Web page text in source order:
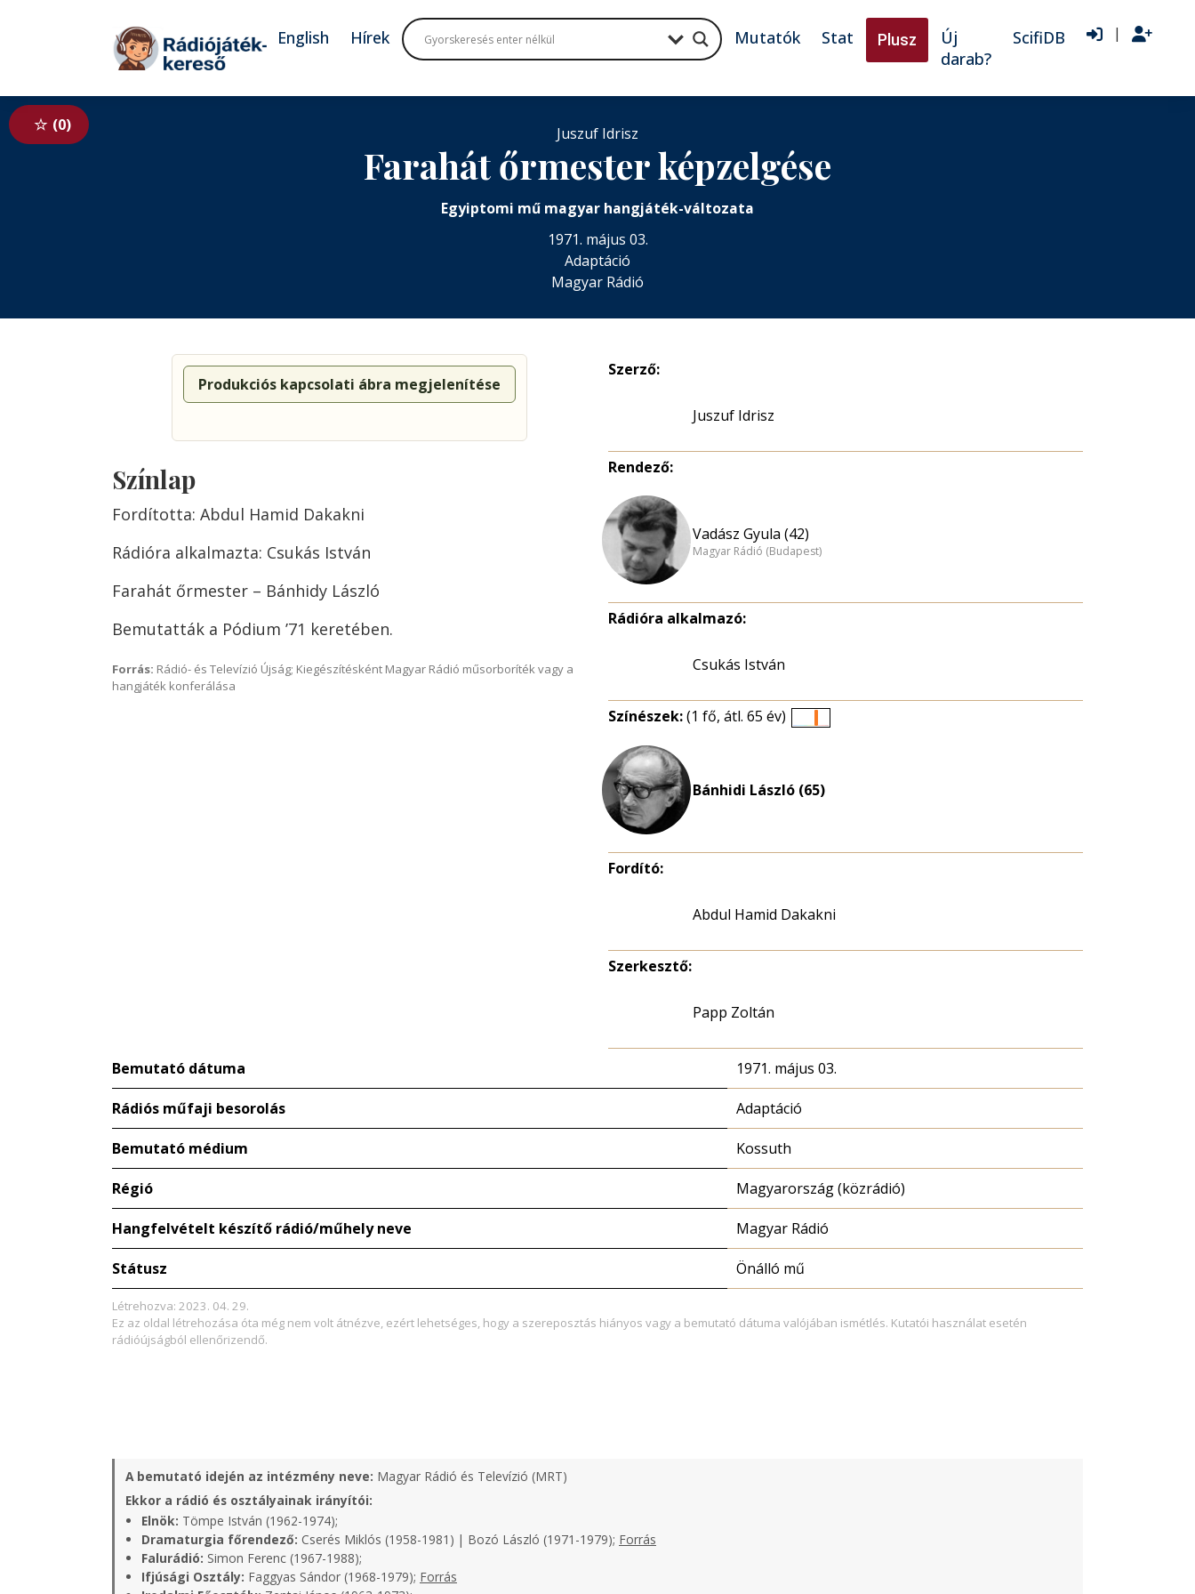
Tovább a tartalomhoz
English Hírek Mutatók Stat Plusz
Új
darab?
ScifiDB |
0 Juszuf Idrisz
Farahát őrmester képzelgése
Egyiptomi mű magyar hangjáték-változata
1971. május 03.
Adaptáció
Magyar Rádió
Produkciós kapcsolati ábra megjelenítése
Színlap
Fordította: Abdul Hamid Dakakni
Rádióra alkalmazta: Csukás István
Farahát őrmester – Bánhidy László
Bemutatták a Pódium ’71 keretében.
Forrás: Rádió- és Televízió Újság; Kiegészítésként Magyar Rádió műsorboríték vagy a
hangjáték konferálása
Szerző:
Juszuf Idrisz
Rendező:
Vadász Gyula (42)
Magyar Rádió (Budapest)
Rádióra alkalmazó:
Csukás István
Színészek:(1 fő, átl. 65 év)
Bánhidi László (65)
Fordító:
Abdul Hamid Dakakni
Szerkesztő:
Papp Zoltán
Bemutató dátuma 1971. május 03.
Rádiós műfaji besorolás Adaptáció
Bemutató médium Kossuth
Régió Magyarország (közrádió)
Hangfelvételt készítő rádió/műhely neve Magyar Rádió
Státusz Önálló mű
Létrehozva: 2023. 04. 29.
Ez az oldal létrehozása óta még nem volt átnézve, ezért lehetséges, hogy a szereposztás hiányos vagy a bemutató dátuma valójában ismétlés. Kutatói használat esetén
rádióújságból ellenőrizendő.
A bemutató idején az intézmény neve: Magyar Rádió és Televízió (MRT)
Ekkor a rádió és osztályainak irányítói:
Elnök: Tömpe István (1962-1974);
Dramaturgia főrendező: Cserés Miklós (1958-1981) | Bozó László (1971-1979); Forrás
Falurádió: Simon Ferenc (1967-1988);
Ifjúsági Osztály: Faggyas Sándor (1968-1979); Forrás